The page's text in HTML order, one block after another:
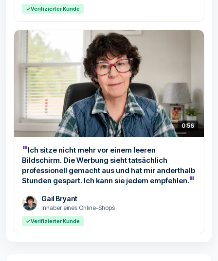
✓Verifizierter Kunde
0:56
"Ich sitze nicht mehr vor einem leeren
Bildschirm. Die Werbung sieht tatsächlich
professionell gemacht aus und hat mir anderthalb
Stunden gespart. Ich kann sie jedem empfehlen."
Gail Bryant
Inhaber eines Online-Shops
✓Verifizierter Kunde